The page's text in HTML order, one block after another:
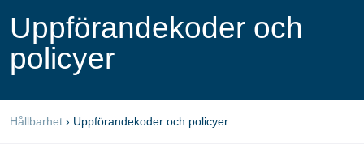
Uppförandekoder och
policyer
Hållbarhet › Uppförandekoder och policyer